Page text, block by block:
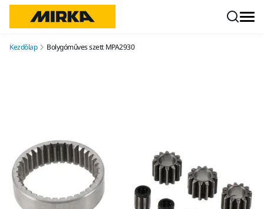
Kezdőlap Bolygóműves szett MPA2930